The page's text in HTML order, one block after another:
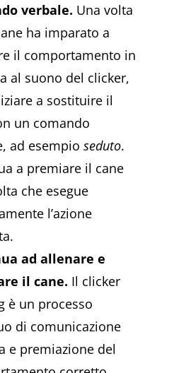
verbale. Una volta
ha imparato a
il comportamento in
al suono del clicker,
a sostituire il
un comando
ad esempioseduto.
a premiare il cane
che esegue
l’azione
ad allenare e
il cane. Il clicker
è un processo
di comunicazione
e premiazione del